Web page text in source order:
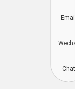
Chat